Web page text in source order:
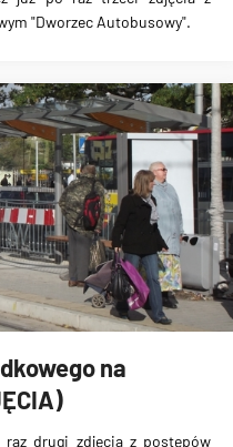
"Dworzec Autobusowy".
na
raz drugi zdjęcia z postępów